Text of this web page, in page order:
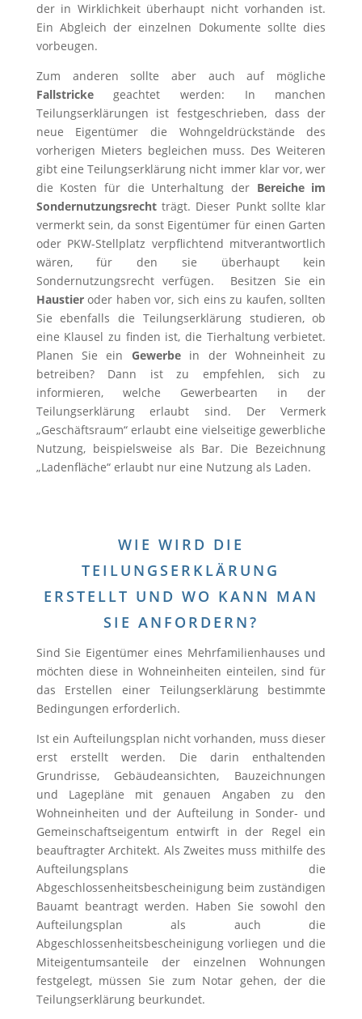
der in Wirklichkeit überhaupt nicht vorhanden ist.
Ein Abgleich der einzelnen Dokumente sollte dies
vorbeugen.
Zum anderen sollte aber auch auf mögliche
Fallstrickegeachtet werden: In manchen
Teilungserklärungen ist festgeschrieben, dass der
neue Eigentümer die Wohngeldrückstände des
vorherigen Mieters begleichen muss. Des Weiteren
gibt eine Teilungserklärung nicht immer klar vor, wer
die Kosten für die Unterhaltung der Bereiche im
Sondernutzungsrechtträgt. Dieser Punkt sollte klar
vermerkt sein, da sonst Eigentümer für einen Garten
oder PKW-Stellplatz verpflichtend mitverantwortlich
wären, für den sie überhaupt kein
Sondernutzungsrecht verfügen. Besitzen Sie ein
Haustieroder haben vor, sich eins zu kaufen, sollten
Sie ebenfalls die Teilungserklärung studieren, ob
eine Klausel zu finden ist, die Tierhaltung verbietet.
Planen Sie ein Gewerbein der Wohneinheit zu
betreiben? Dann ist zu empfehlen, sich zu
informieren, welche Gewerbearten in der
Teilungserklärung erlaubt sind. Der Vermerk
„Geschäftsraum“ erlaubt eine vielseitige gewerbliche
Nutzung, beispielsweise als Bar. Die Bezeichnung
„Ladenfläche“ erlaubt nur eine Nutzung als Laden.
WIE WIRD DIE
TEILUNGSERKLÄRUNG
ERSTELLT UND WO KANN MAN
SIE ANFORDERN?
Sind Sie Eigentümer eines Mehrfamilienhauses und
möchten diese in Wohneinheiten einteilen, sind für
das Erstellen einer Teilungserklärung bestimmte
Bedingungen erforderlich.
Ist ein Aufteilungsplan nicht vorhanden, muss dieser
erst erstellt werden. Die darin enthaltenden
Grundrisse, Gebäudeansichten, Bauzeichnungen
und Lagepläne mit genauen Angaben zu den
Wohneinheiten und der Aufteilung in Sonder- und
Gemeinschaftseigentum entwirft in der Regel ein
beauftragter Architekt. Als Zweites muss mithilfe des
Aufteilungsplans die
Abgeschlossenheitsbescheinigung beim zuständigen
Bauamt beantragt werden. Haben Sie sowohl den
Aufteilungsplan als auch die
Abgeschlossenheitsbescheinigung vorliegen und die
Miteigentumsanteile der einzelnen Wohnungen
festgelegt, müssen Sie zum Notar gehen, der die
Teilungserklärung beurkundet.